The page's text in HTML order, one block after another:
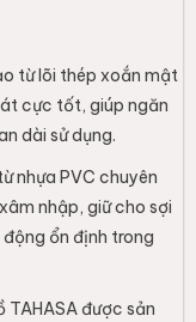
từ lõi thép xoắn mật
cực tốt, giúp ngăn
dài sử dụng.
nhựa PVC chuyên
nhập, giữ cho sợi
ổn định trong
TAHASA được sản